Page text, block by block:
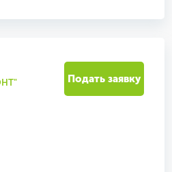
Подать заявку